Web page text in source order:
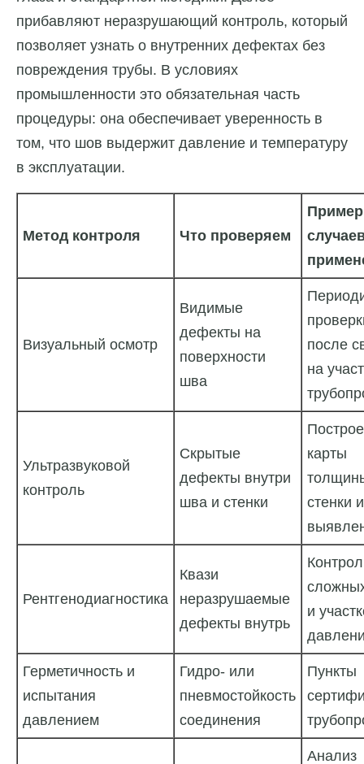
прибавляют неразрушающий контроль, который
позволяет узнать о внутренних дефектах без
повреждения трубы. В условиях
промышленности это обязательная часть
процедуры: она обеспечивает уверенность в
том, что шов выдержит давление и температуру
в эксплуатации.
Метод контроля Что проверяем
Визуальный осмотр
Видимые
дефекты на
поверхности
шва
после
на
Ультразвуковой
контроль
Скрытые
дефекты внутри
шва и стенки
карты
стенки и
Рентгенодиагностика
Квази
неразрушаемые
дефекты внутрь
и
Герметичность и
испытания
давлением
Гидро- или
пневмостойкость
соединения
Пункты
Анализ